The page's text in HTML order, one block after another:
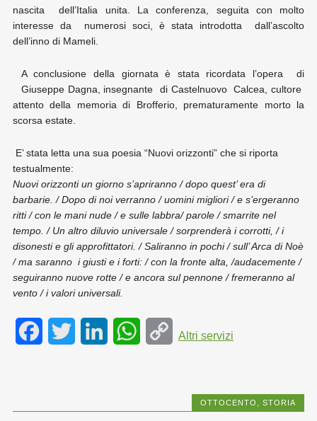
nascita dell’Italia unita. La conferenza, seguita con molto
interesse da numerosi soci, è stata introdotta dall’ascolto
dell’inno di Mameli.
A conclusione della giornata è stata ricordata l’opera di
Giuseppe Dagna, insegnante di Castelnuovo Calcea, cultore
attento della memoria di Brofferio, prematuramente morto la
scorsa estate.
E’ stata letta una sua poesia “Nuovi orizzonti” che si riporta
testualmente:
Nuovi orizzonti un giorno s’apriranno / dopo quest’ era di
barbarie. / Dopo di noi verranno / uomini migliori / e s’ergeranno
ritti / con le mani nude / e sulle labbra/ parole / smarrite nel
tempo. / Un altro diluvio universale / sorprenderà i corrotti, / i
disonesti e gli approfittatori. / Saliranno in pochi / sull’ Arca di Noè
/ ma saranno i giusti e i forti: / con la fronte alta, /audacemente /
seguiranno nuove rotte / e ancora sul pennone / fremeranno al
vento / i valori universali.
e t k t
C
y
Altri servizi
OTTOCENTO ,STORIA